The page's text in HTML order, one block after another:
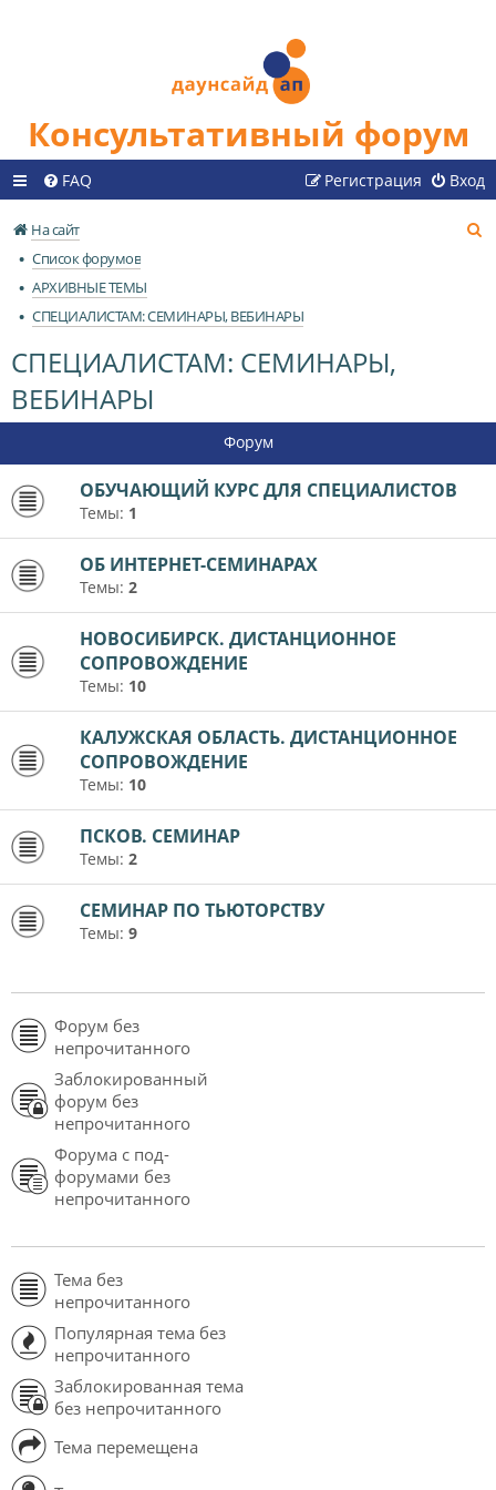
Консультативный форум
FAQ Вход
Регистрация
На сайт
Список форумов
АРХИВНЫЕ ТЕМЫ
СПЕЦИАЛИСТАМ: СЕМИНАРЫ, ВЕБИНАРЫ
СПЕЦИАЛИСТАМ: СЕМИНАРЫ,
ВЕБИНАРЫ
Форум
ОБУЧАЮЩИЙ КУРС ДЛЯ СПЕЦИАЛИСТОВ
Темы: 1
ОБ ИНТЕРНЕТ-СЕМИНАРАХ
Темы: 2
НОВОСИБИРСК. ДИСТАНЦИОННОЕ
СОПРОВОЖДЕНИЕ
Темы: 10
КАЛУЖСКАЯ ОБЛАСТЬ. ДИСТАНЦИОННОЕ
СОПРОВОЖДЕНИЕ
Темы: 10
ПСКОВ. СЕМИНАР
Темы: 2
СЕМИНАР ПО ТЬЮТОРСТВУ
Темы: 9
Форум без
непрочитанного
Заблокированный
форум без
непрочитанного
Форума с под-
форумами без
непрочитанного
Тема без
непрочитанного
Популярная тема без
непрочитанного
Заблокированная тема
без непрочитанного
Тема перемещена